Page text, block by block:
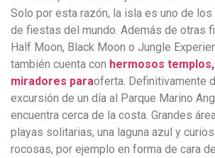
Solo por esta razón, la isla es uno de
de fiestas del mundo. Además de otras
Half Moon, Black Moon o Jungle
también cuenta con hermosos
miradores paraoferta. Definitivamente
excursión de un día al Parque Marino
encuentra cerca de la costa. Grandes
playas solitarias, una laguna azul y
rocosas, por ejemplo en forma de cara